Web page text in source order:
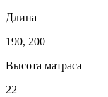
Длина
190, 200
Высота матраса
22